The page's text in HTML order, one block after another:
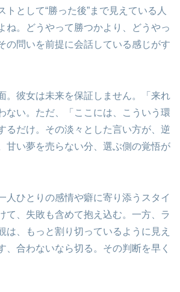
トとして“勝った後”まで見えている人
ね。どうやって勝つかより、どうやっ
の問いを前提に会話している感じがす
。彼女は未来を保証しません。「来れ
ない。ただ、「ここには、こういう環
るだけ。その淡々とした言い方が、逆
甘い夢を売らない分、選ぶ側の覚悟が
人ひとりの感情や癖に寄り添うスタイ
て、失敗も含めて抱え込む。一方、ラ
は、もっと割り切っているように見え
、合わないなら切る。その判断を早く